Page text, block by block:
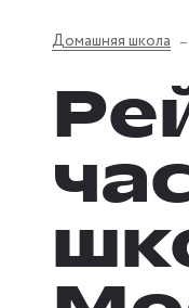
Домашняя школа